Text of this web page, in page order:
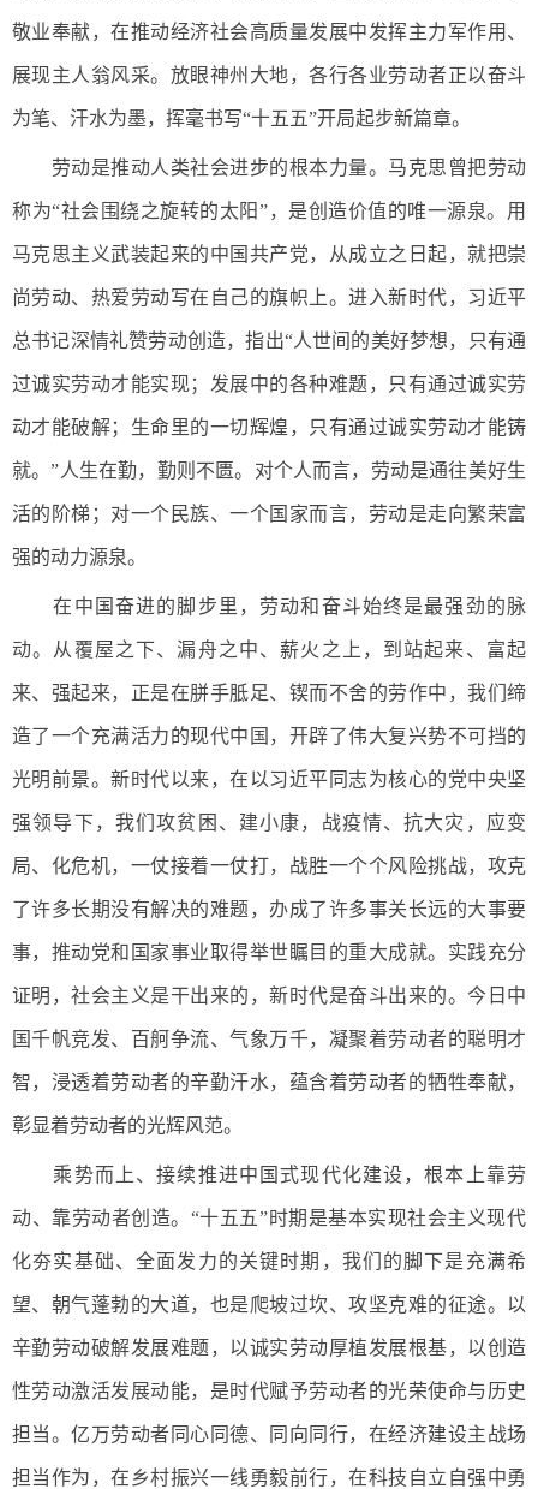
敬业奉献，在推动经济社会高质量发展中发挥主力军作用、
展现主人翁风采。放眼神州大地，各行各业劳动者正以奋斗
为笔、汗水为墨，挥毫书写“十五五”开局起步新篇章。
劳动是推动人类社会进步的根本力量。马克思曾把劳动
称为“社会围绕之旋转的太阳”，是创造价值的唯一源泉。用
马克思主义武装起来的中国共产党，从成立之日起，就把崇
尚劳动、热爱劳动写在自己的旗帜上。进入新时代，习近平
总书记深情礼赞劳动创造，指出“人世间的美好梦想，只有通
过诚实劳动才能实现；发展中的各种难题，只有通过诚实劳
动才能破解；生命里的一切辉煌，只有通过诚实劳动才能铸
就。”人生在勤，勤则不匮。对个人而言，劳动是通往美好生
活的阶梯；对一个民族、一个国家而言，劳动是走向繁荣富
强的动力源泉。
在中国奋进的脚步里，劳动和奋斗始终是最强劲的脉
动。从覆屋之下、漏舟之中、薪火之上，到站起来、富起
来、强起来，正是在胼手胝足、锲而不舍的劳作中，我们缔
造了一个充满活力的现代中国，开辟了伟大复兴势不可挡的
光明前景。新时代以来，在以习近平同志为核心的党中央坚
强领导下，我们攻贫困、建小康，战疫情、抗大灾，应变
局、化危机，一仗接着一仗打，战胜一个个风险挑战，攻克
了许多长期没有解决的难题，办成了许多事关长远的大事要
事，推动党和国家事业取得举世瞩目的重大成就。实践充分
证明，社会主义是干出来的，新时代是奋斗出来的。今日中
国千帆竞发、百舸争流、气象万千，凝聚着劳动者的聪明才
智，浸透着劳动者的辛勤汗水，蕴含着劳动者的牺牲奉献，
彰显着劳动者的光辉风范。
乘势而上、接续推进中国式现代化建设，根本上靠劳
动、靠劳动者创造。“十五五”时期是基本实现社会主义现代
化夯实基础、全面发力的关键时期，我们的脚下是充满希
望、朝气蓬勃的大道，也是爬坡过坎、攻坚克难的征途。以
辛勤劳动破解发展难题，以诚实劳动厚植发展根基，以创造
性劳动激活发展动能，是时代赋予劳动者的光荣使命与历史
担当。亿万劳动者同心同德、同向同行，在经济建设主战场
担当作为，在乡村振兴一线勇毅前行，在科技自立自强中勇